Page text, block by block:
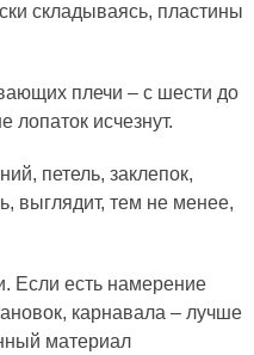
складываясь, пластины
плечи – с шести до
исчезнут.
петель, заклепок,
выглядит, тем не менее,
Если есть намерение
карнавала – лучше
материал